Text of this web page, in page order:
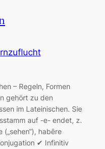
– Regeln, Formen
gehört zu den
im Lateinischen. Sie
auf -e- endet, z.
(„sehen“), habēre
✔ Infinitiv